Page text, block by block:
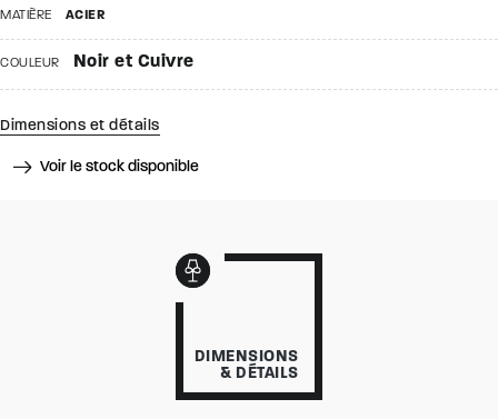
MATIÈRE ACIER
COULEUR Noir et Cuivre
Dimensions et détails
Voir le stock disponible
DIMENSIONS
& DÉTAILS